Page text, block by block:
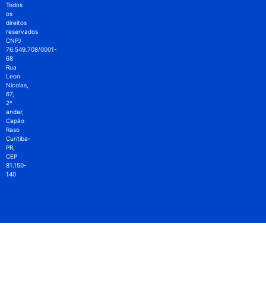
Todos
os
direitos
reservados
CNPJ
76.549.708/0001-
68
Rua
Leon
Nícolas,
67,
2º
andar,
Capão
Raso
Curitiba-
PR,
CEP
81.150-
140